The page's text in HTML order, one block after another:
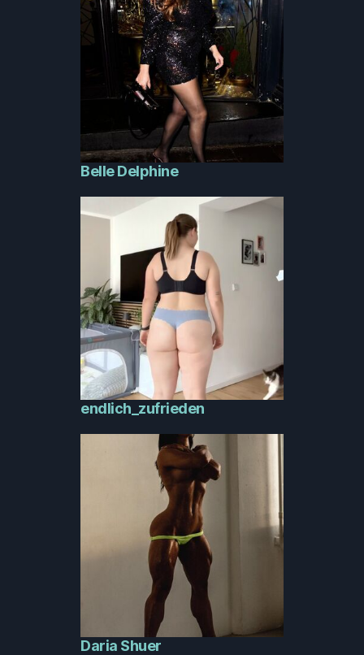
Belle Delphine
endlich_zufrieden
Daria Shuer